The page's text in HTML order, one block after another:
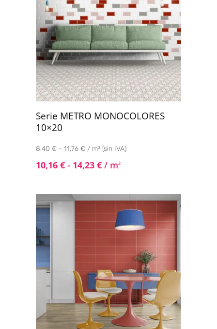
Serie METRO MONOCOLORES
10×20
8,40 € - 11,76 € / m² (sin IVA)
10,16 € - 14,23 € / m2